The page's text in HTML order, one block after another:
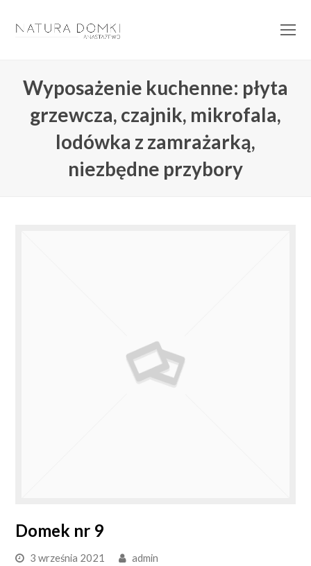
Wyposażenie kuchenne: płyta
grzewcza, czajnik, mikrofala,
lodówka z zamrażarką,
niezbędne przybory
Domek nr 9
3 września 2021 admin